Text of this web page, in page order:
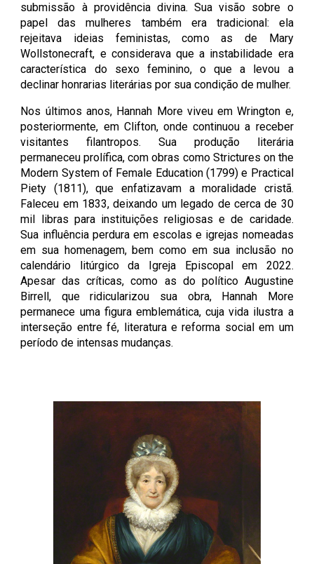
submissão à providência divina. Sua visão sobre o
papel das mulheres também era tradicional: ela
rejeitava ideias feministas, como as de Mary
Wollstonecraft, e considerava que a instabilidade era
característica do sexo feminino, o que a levou a
declinar honrarias literárias por sua condição de mulher.
Nos últimos anos, Hannah More viveu em Wrington e,
posteriormente, em Clifton, onde continuou a receber
visitantes filantropos. Sua produção literária
permaneceu prolífica, com obras como Strictures on the
Modern System of Female Education (1799) e Practical
Piety (1811), que enfatizavam a moralidade cristã.
Faleceu em 1833, deixando um legado de cerca de 30
mil libras para instituições religiosas e de caridade.
Sua influência perdura em escolas e igrejas nomeadas
em sua homenagem, bem como em sua inclusão no
calendário litúrgico da Igreja Episcopal em 2022.
Apesar das críticas, como as do político Augustine
Birrell, que ridicularizou sua obra, Hannah More
permanece uma figura emblemática, cuja vida ilustra a
interseção entre fé, literatura e reforma social em um
período de intensas mudanças.